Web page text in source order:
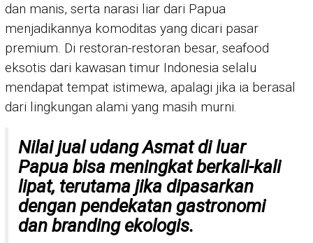
dan manis, serta narasi liar dari Papua
menjadikannya komoditas yang dicari pasar
premium. Di restoran-restoran besar, seafood
eksotis dari kawasan timur Indonesia selalu
mendapat tempat istimewa, apalagi jika ia berasal
dari lingkungan alami yang masih murni.
Nilai jual udang Asmat di luar
Papua bisa meningkat berkali-kali
lipat, terutama jika dipasarkan
dengan pendekatan gastronomi
dan branding ekologis.